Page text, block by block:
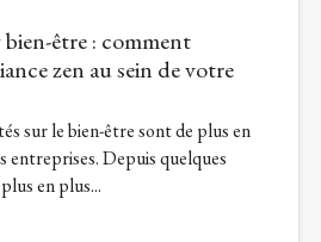
être : comment
zen au sein de votre
sur le bien-être sont de plus en
entreprises. Depuis quelques
en plus...